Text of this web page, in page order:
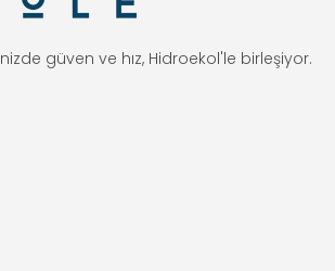
güven ve hız, Hidroekol'le birleşiyor.